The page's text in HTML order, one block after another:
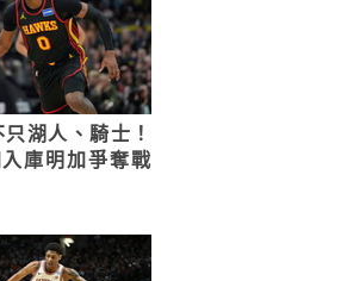
湖人、騎士！
庫明加爭奪戰